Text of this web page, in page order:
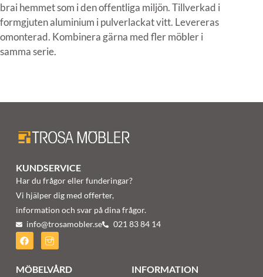
brai hemmet som i den offentliga miljön. Tillverkad i
formgjuten aluminium i pulverlackat vitt. Levereras
omonterad. Kombinera gärna med fler möbler i
samma serie.
KUNDSERVICE
Har du frågor eller funderingar?
Vi hjälper dig med offerter,
information och svar på dina frågor.
info@trosamobler.se 021 83 84 14
MÖBELVÅRD INFORMATION